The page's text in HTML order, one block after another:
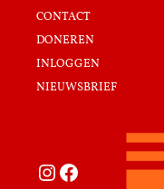
contact
doneren
inloggen
nieuwsbrief
Instagram Facebook